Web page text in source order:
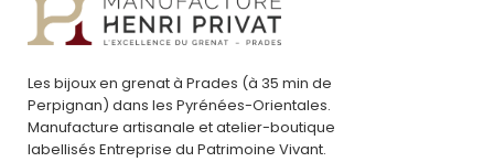
Les bijoux en grenat à Prades (à 35 min de
Perpignan) dans les Pyrénées-Orientales.
Manufacture artisanale et atelier-boutique
labellisés Entreprise du Patrimoine Vivant.